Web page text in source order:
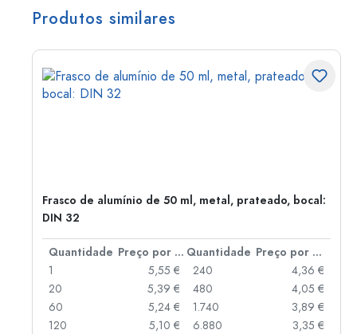
Produtos similares
Frasco de alumínio de 50 ml, metal, prateado, bocal:
DIN 32
Quantidade Preço por peça Quantidade
Preço por peça
1
5,55 €
20
5,39 €
60
5,24 €
120
5,10 €
240
4,36 €
480
4,05 €
1.740
3,89 €
6.880
3,35 €